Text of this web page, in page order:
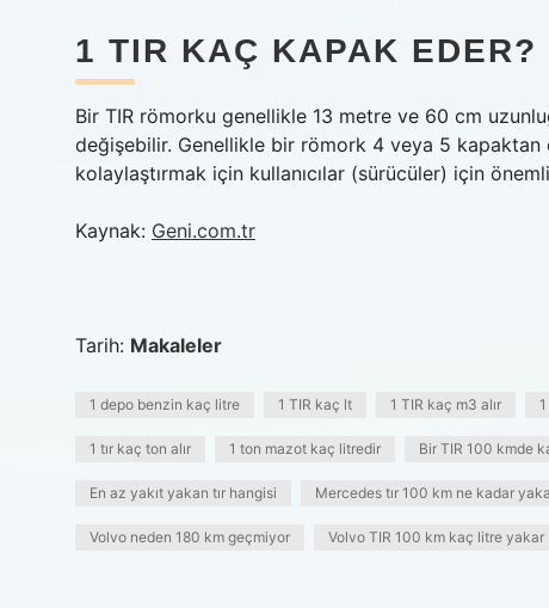
1 TIR KAÇ KAPAK EDER?
Bir TIR römorku genellikle 13 metre ve 60 cm
değişebilir. Genellikle bir römork 4 veya 5 kapaktan
kolaylaştırmak için kullanıcılar (sürücüler) için
Kaynak: Geni.com.tr
Tarih: Makaleler
1 depo benzin kaç litre 1 TIR kaç lt 1 TIR kaç m3 alır
1 tır kaç ton alır 1 ton mazot kaç litredir Bir TIR 100 kmde
En az yakıt yakan tır hangisi Mercedes tır 100 km ne kadar
Volvo neden 180 km geçmiyor Volvo TIR 100 km kaç litre yakar